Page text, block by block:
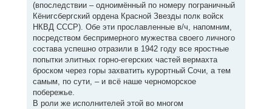
(впоследствии – одноимённый по номеру пограничный
Кёнигсбергский ордена Красной Звезды полк войск
НКВД СССР). Обе эти прославленные в/ч, напомним,
посредством беспримерного мужества своего личного
состава успешно отразили в 1942 году все яростные
попытки элитных горно-егерских частей вермахта
броском через горы захватить курортный Сочи, а тем
самым, по сути, – и всё наше черноморское
побережье.
В роли же исполнителей этой во многом